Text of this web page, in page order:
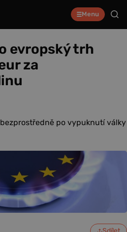
Menu
evropský trh
za
po vypuknutí války